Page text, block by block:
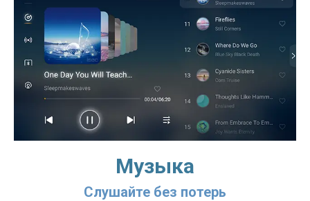
Музыка
Слушайте без потерь